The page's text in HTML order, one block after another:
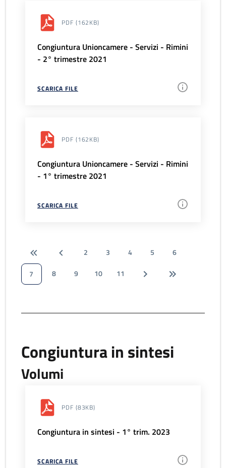
PDF (162KB)
Congiuntura Unioncamere - Servizi - Rimini
- 2° trimestre 2021
SCARICA FILE
PDF (162KB)
Congiuntura Unioncamere - Servizi - Rimini
- 1° trimestre 2021
SCARICA FILE
2 3 4 5
6
7
8 9 10 11
Congiuntura in sintesi
Volumi
PDF (83KB)
Congiuntura in sintesi - 1° trim. 2023
SCARICA FILE